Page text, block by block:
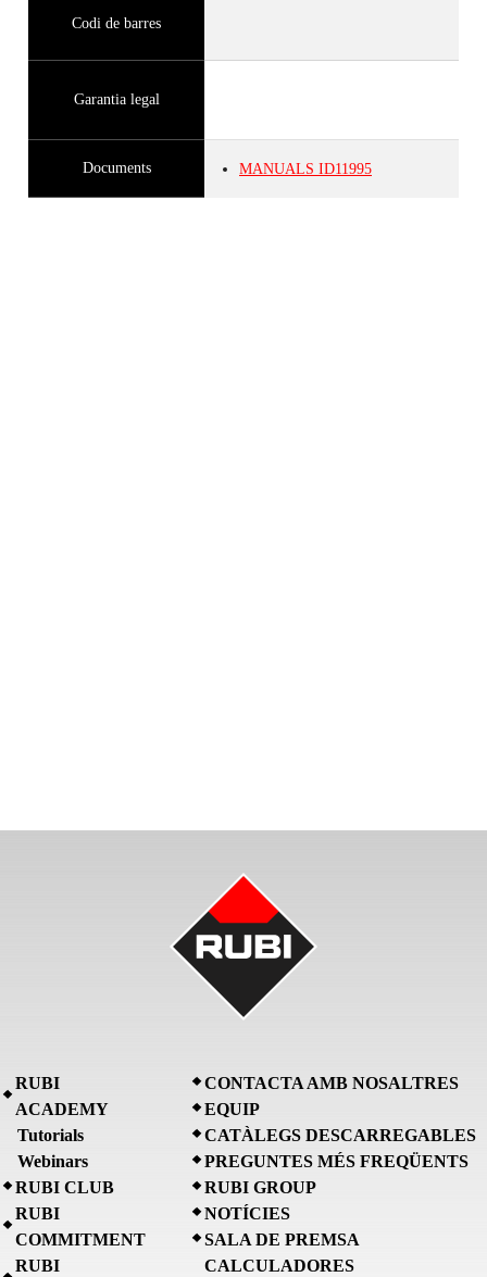
Codi de barres
Garantia legal
Documents MANUALS ID11995
RUBI
ACADEMY
Tutorials
Webinars
RUBI CLUB
RUBI
COMMITMENT
RUBI
CONTACTA AMB NOSALTRES
EQUIP
CATÀLEGS DESCARREGABLES
PREGUNTES MÉS FREQÜENTS
RUBI GROUP
NOTÍCIES
SALA DE PREMSA
CALCULADORES